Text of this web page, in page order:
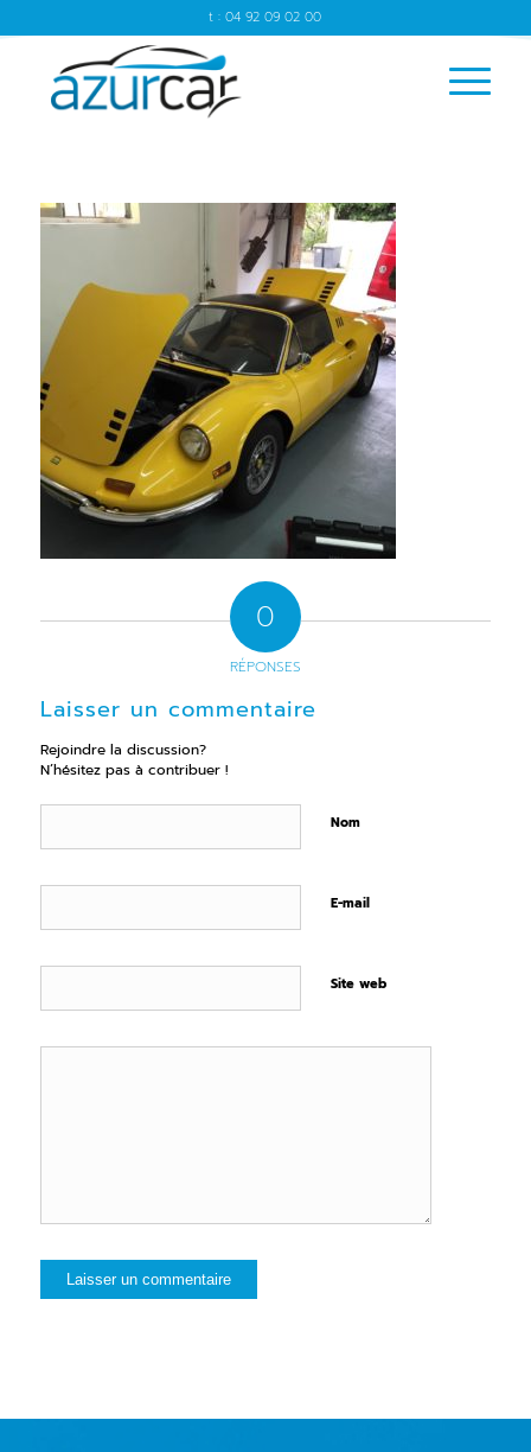
t : 04 92 09 02 00
0
RÉPONSES
Laisser un commentaire
Rejoindre la discussion?
N’hésitez pas à contribuer !
Nom
E-mail
Site web